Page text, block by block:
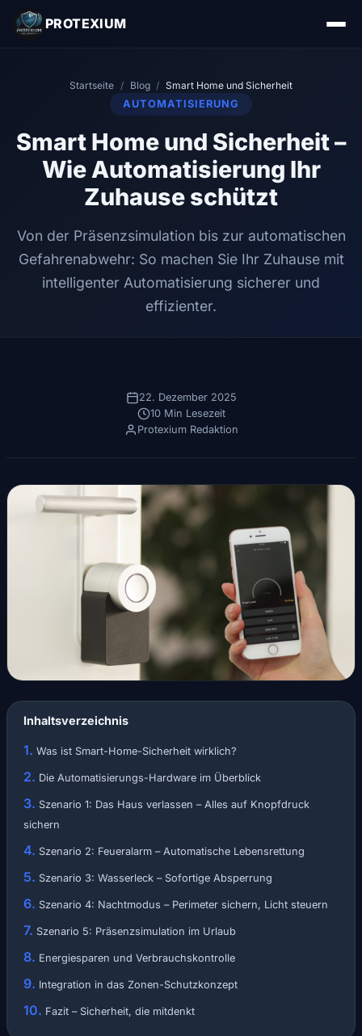
PROTEXIUM
Startseite / Blog / Smart Home und Sicherheit
AUTOMATISIERUNG
Smart Home und Sicherheit –
Wie Automatisierung Ihr
Zuhause schützt
Von der Präsenzsimulation bis zur automatischen
Gefahrenabwehr: So machen Sie Ihr Zuhause mit
intelligenter Automatisierung sicherer und
effizienter.
22. Dezember 2025
10 Min Lesezeit
Protexium Redaktion
Inhaltsverzeichnis
Was ist Smart-Home-Sicherheit wirklich?
Die Automatisierungs-Hardware im Überblick
Szenario 1: Das Haus verlassen – Alles auf Knopfdruck
sichern
Szenario 2: Feueralarm – Automatische Lebensrettung
Szenario 3: Wasserleck – Sofortige Absperrung
Szenario 4: Nachtmodus – Perimeter sichern, Licht steuern
Szenario 5: Präsenzsimulation im Urlaub
Energiesparen und Verbrauchskontrolle
Integration in das Zonen-Schutzkonzept
Fazit – Sicherheit, die mitdenkt